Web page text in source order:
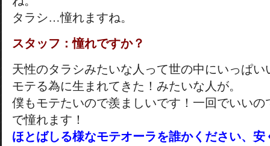
タラシ…憧れますね。
スタッフ：憧れですか？
天性のタラシみたいな人って世の中にいっぱ
モテる為に生まれてきた！みたいな人が。
僕もモテたいので羨ましいです！一回でいい
で憧れます！
ほとばしる様なモテオーラを誰かください、安